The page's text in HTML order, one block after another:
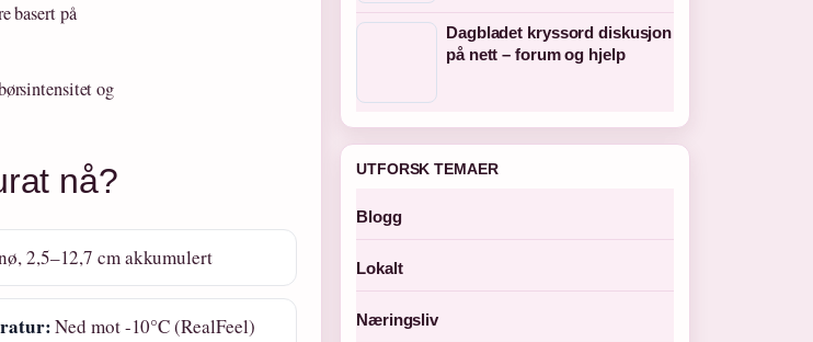
basert på
og
nå?
2,5–12,7 cm akkumulert
Ned mot -10°C (RealFeel)
Dagbladet kryssord diskusjon
på nett – forum og hjelp
UTFORSK TEMAER
Blogg
Lokalt
Næringsliv